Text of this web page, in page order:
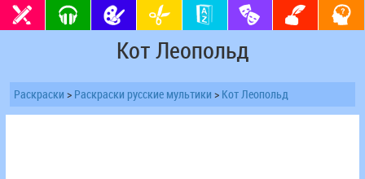
Кот Леопольд
Раскраски > Раскраски русские мультики > Кот Леопольд